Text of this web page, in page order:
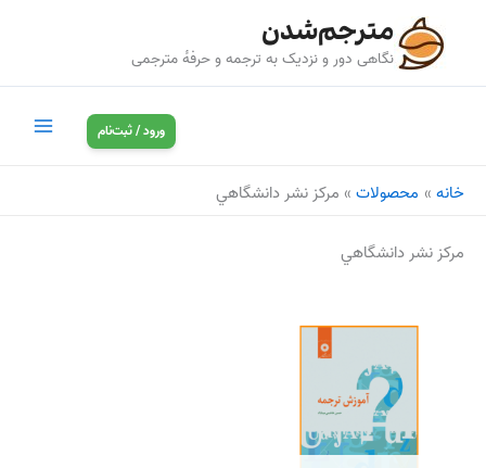
مترجم‌شدن
نگاهی دور و نزدیک به ترجمه و حرفه‌ٔ مترجمی
ورود / ثبت‌نام
خانه محصولات مركز نشر دانشگاهي
مركز نشر دانشگاهي